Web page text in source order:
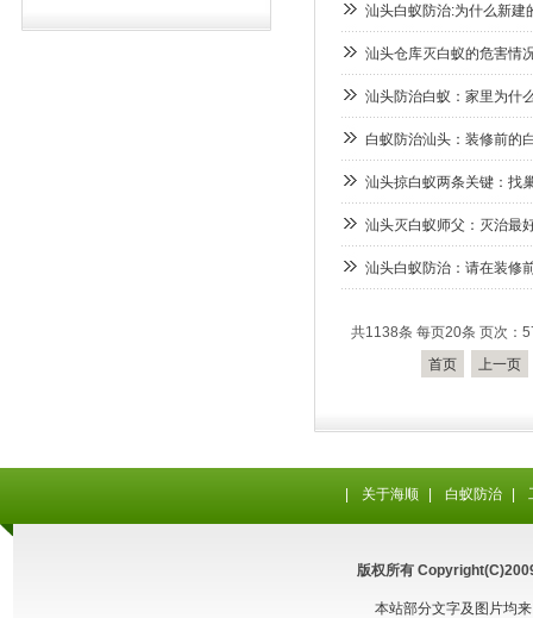
汕头白蚁防治:为什么新建
汕头仓库灭白蚁的危害情
汕头防治白蚁：家里为什
白蚁防治汕头：装修前的
汕头掠白蚁两条关键：找
汕头灭白蚁师父：灭治最
汕头白蚁防治：请在装修
共1138条 每页20条 页次：
首页
上一页
关于海顺 白蚁防治
版权所有
本站部分文字及图片均